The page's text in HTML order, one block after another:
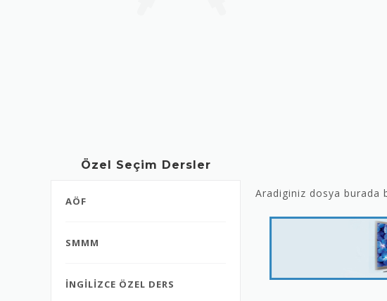
Özel Seçim Dersler
AÖF
SMMM
İNGİLİZCE ÖZEL DERS
Aradiginiz dosya burada